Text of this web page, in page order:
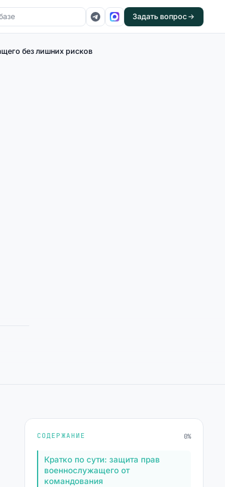
Задать вопрос
без лишних рисков
СОДЕРЖАНИЕ 0%
Кратко по сути: защита прав
военнослужащего от
командования